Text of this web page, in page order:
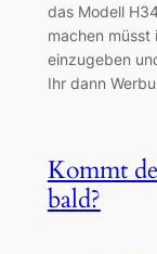
das Modell
machen müsst
einzugeben
Ihr dann
Kommt
bald?